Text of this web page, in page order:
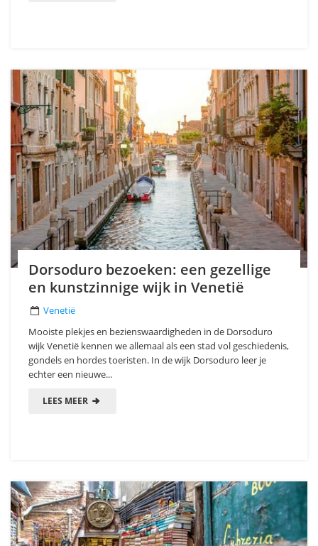
Dorsoduro bezoeken: een gezellige
en kunstzinnige wijk in Venetië
Venetië
Mooiste plekjes en bezienswaardigheden in de Dorsoduro
wijk Venetië kennen we allemaal als een stad vol geschiedenis,
gondels en hordes toeristen. In de wijk Dorsoduro leer je
echter een nieuwe...
LEES MEER